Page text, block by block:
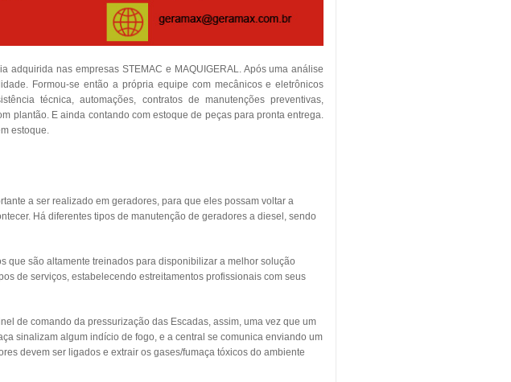
nas empresas STEMAC e MAQUIGERAL. Após uma análise
Formou-se então a própria equipe com mecânicos e eletrônicos
técnica, automações, contratos de manutenções preventivas,
plantão. E ainda contando com estoque de peças para pronta entrega.
estoque.
a ser realizado em geradores, para que eles possam voltar a
Há diferentes tipos de manutenção de geradores a diesel, sendo
que são altamente treinados para disponibilizar a melhor solução
de serviços, estabelecendo estreitamentos profissionais com seus
de comando da pressurização das Escadas, assim, uma vez que um
sinalizam algum indício de fogo, e a central se comunica enviando um
devem ser ligados e extrair os gases/fumaça tóxicos do ambiente